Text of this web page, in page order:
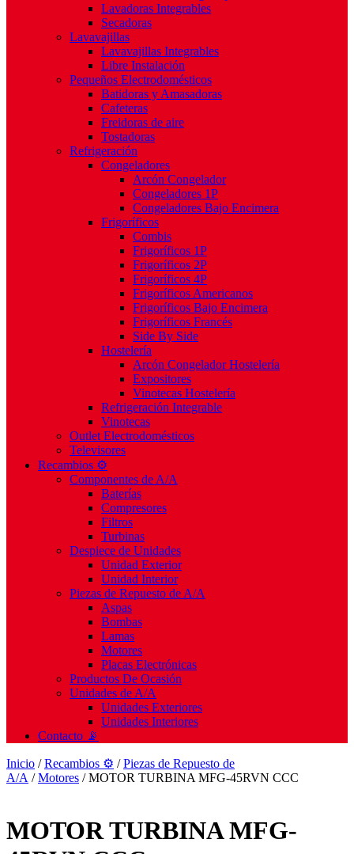
Lavadoras Integrables
Secadoras
Lavavajillas
Lavavajillas Integrables
Libre Instalación
Pequeños Electrodomésticos
Batidoras y Amasadoras
Cafeteras
Freidoras de aire
Tostadoras
Refrigeración
Congeladores
Arcón Congelador
Congeladores 1P
Congeladores Bajo Encimera
Frigoríficos
Combis
Frigoríficos 1P
Frigoríficos 2P
Frigoríficos 4P
Frigoríficos Americanos
Frigoríficos Bajo Encimera
Frigoríficos Francés
Side By Side
Hostelería
Arcón Congelador Hostelería
Expositores
Vinotecas Hostelería
Refrigeración Integrable
Vinotecas
Outlet Electrodomésticos
Televisores
Recambios ⚙️
Componentes de A/A
Baterías
Compresores
Filtros
Turbinas
Despiece de Unidades
Unidad Exterior
Unidad Interior
Piezas de Repuesto de A/A
Aspas
Bombas
Lamas
Motores
Placas Electrónicas
Productos De Ocasión
Unidades de A/A
Unidades Exteriores
Unidades Interiores
Contacto 📡
Inicio /Recambios ⚙️ /Piezas de Repuesto de
A/A /Motores / MOTOR TURBINA MFG-45RVN CCC
MOTOR TURBINA MFG-